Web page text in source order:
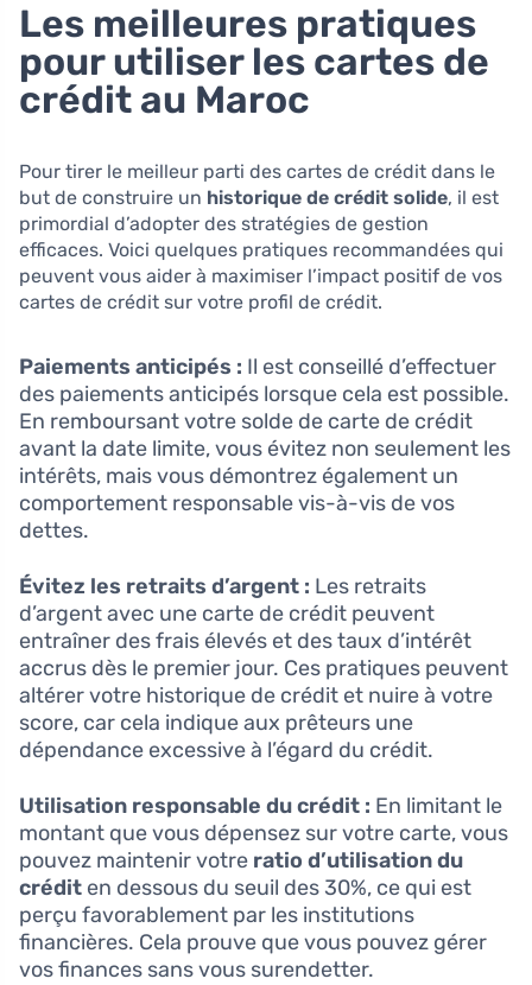
Les meilleures pratiques
pour utiliser les cartes de
crédit au Maroc
Pour tirer le meilleur parti des cartes de crédit dans le
but de construire un historique de crédit solide, il est
primordial d’adopter des stratégies de gestion
efficaces. Voici quelques pratiques recommandées qui
peuvent vous aider à maximiser l’impact positif de vos
cartes de crédit sur votre profil de crédit.
Paiements anticipés : Il est conseillé d’effectuer
des paiements anticipés lorsque cela est possible.
En remboursant votre solde de carte de crédit
avant la date limite, vous évitez non seulement les
intérêts, mais vous démontrez également un
comportement responsable vis-à-vis de vos
dettes.
Évitez les retraits d’argent : Les retraits
d’argent avec une carte de crédit peuvent
entraîner des frais élevés et des taux d’intérêt
accrus dès le premier jour. Ces pratiques peuvent
altérer votre historique de crédit et nuire à votre
score, car cela indique aux prêteurs une
dépendance excessive à l’égard du crédit.
Utilisation responsable du crédit : En limitant le
montant que vous dépensez sur votre carte, vous
pouvez maintenir votre ratio d’utilisation du
crédit en dessous du seuil des 30%, ce qui est
perçu favorablement par les institutions
financières. Cela prouve que vous pouvez gérer
vos finances sans vous surendetter.